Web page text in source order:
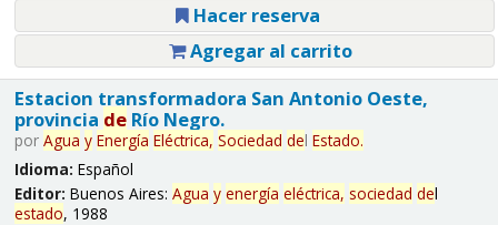
Hacer reserva
Agregar al carrito
Estacion transformadora San Antonio Oeste,
provincia deRío Negro.
por Agua y Energía Eléctrica, Sociedad del Estado.
Idioma: Español
Editor: Buenos Aires: Agua y energía eléctrica, sociedad del
estado, 1988